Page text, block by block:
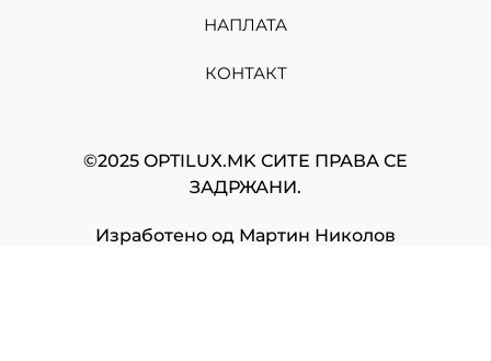
НАПЛАТА
КОНТАКТ
©2025 OPTILUX.MK СИТЕ ПРАВА СЕ
ЗАДРЖАНИ.
Изработено од Мартин Николов